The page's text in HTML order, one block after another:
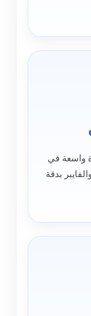
واسعة في
بدقة